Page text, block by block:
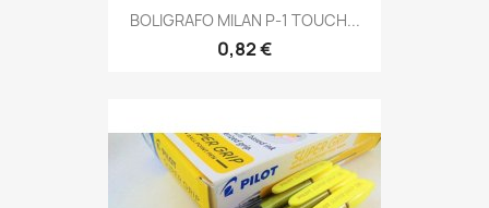
BOLIGRAFO MILAN P-1 TOUCH...
0,82 €